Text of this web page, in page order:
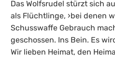
Das Wolfsrudel stürzt sich
als Flüchtlinge, ›bei denen
Schusswaffe Gebrauch
geschossen. Ins Bein. Es
Wir lieben Heimat, den